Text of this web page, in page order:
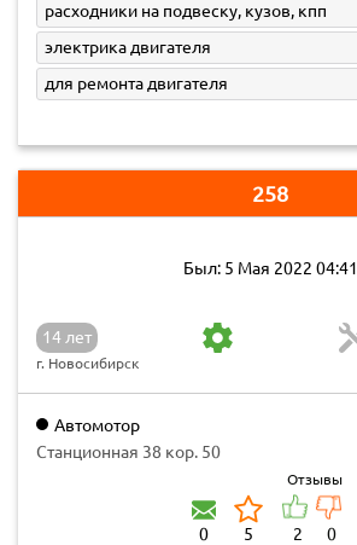
расходники на подвеску, кузов, кпп
электрика двигателя
для ремонта двигателя
258
Был: 5 Мая 2022 04:41
14 лет
г. Новосибирск
Автомотор
Станционная 38 кор. 50
0 5
Отзывы
2 0